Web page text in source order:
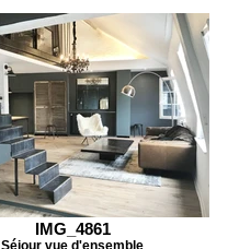
IMG_4861
Séjour vue d'ensemble